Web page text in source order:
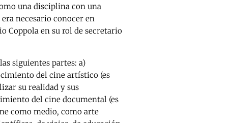
una disciplina con una
necesario conocer en
Coppola en su rol de secretario
siguientes partes: a)
del cine artístico (es
su realidad y sus
del cine documental (es
como medio, como arte